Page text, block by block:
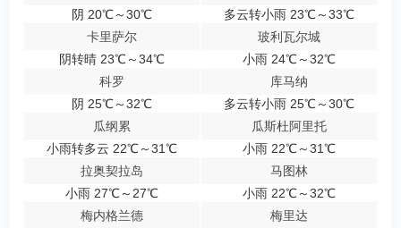
阴 20℃～30℃
多云转小雨 23℃～33℃
卡里萨尔
阴转晴 23℃～34℃
玻利瓦尔城
小雨 24℃～32℃
科罗
阴 25℃～32℃
库马纳
多云转小雨 25℃～30℃
瓜纲累
小雨转多云 22℃～31℃
瓜斯杜阿里托
小雨 22℃～31℃
拉奥契拉岛
小雨 27℃～27℃
马图林
小雨 22℃～32℃
梅内格兰德
梅里达